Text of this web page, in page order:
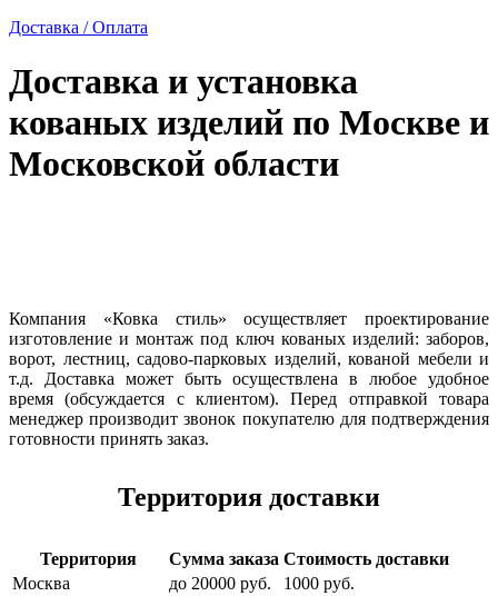
Доставка / Оплата
Доставка и установка
кованых изделий по Москве и
Московской области
Компания «Ковка стиль» осуществляет проектирование
изготовление и монтаж под ключ кованых изделий: заборов,
ворот, лестниц, садово-парковых изделий, кованой мебели и
т.д. Доставка может быть осуществлена в любое удобное
время (обсуждается с клиентом). Перед отправкой товара
менеджер производит звонок покупателю для подтверждения
готовности принять заказ.
Территория доставки
Территория Сумма заказа Стоимость доставки
Москва
до 20000 руб.
1000 руб.